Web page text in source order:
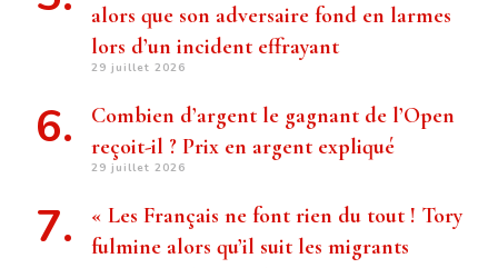
alors que son adversaire fond en larmes
lors d’un incident effrayant
29 juillet 2026
Combien d’argent le gagnant de l’Open
reçoit-il ? Prix ​​en argent expliqué
29 juillet 2026
« Les Français ne font rien du tout ! Tory
fulmine alors qu’il suit les migrants